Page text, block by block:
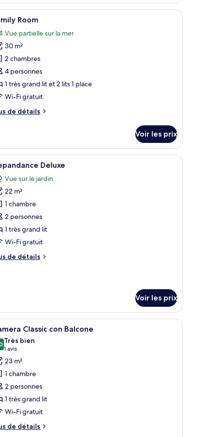
supérieure, couette en duvet d'oie
:
Family Room | Literie de qualité supérieure,
11 Room
Vue partielle sur la mer
30 m²
2 chambres
4 personnes
1 très grand lit et 2 lits 1 place
Wi-Fi gratuit
de détails
Voir les prix
duvet d'oie
:
Depandance Deluxe | Literie de qualité
21 Deluxe
Vue sur le jardin
22 m²
1 chambre
2 personnes
1 très grand lit
Wi-Fi gratuit
de détails
Voir les prix
supérieure, couette en duvet d'oie
:
Camera Classic con Balcone | Literie de
10 Classic con Balcone
sur 10
Très bien
1 avis
(1 avis)
23 m²
1 chambre
2 personnes
1 très grand lit
Wi-Fi gratuit
de détails